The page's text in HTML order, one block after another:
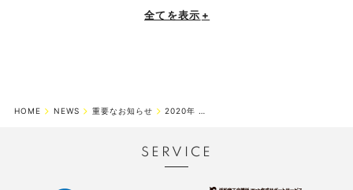
全てを表示 +
HOME NEWS 重要なお知らせ 2020年 ゴールデンウィーク休業期間のお知らせ
SERVICE